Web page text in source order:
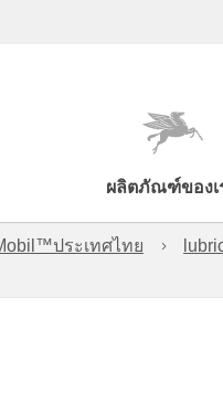
ผลิตภัณฑ์ของเ
ประเทศไทย